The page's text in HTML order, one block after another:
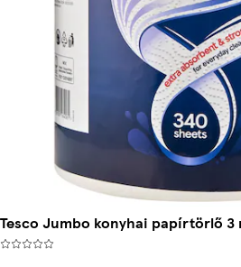
Tesco Jumbo konyhai papírtörlő 3